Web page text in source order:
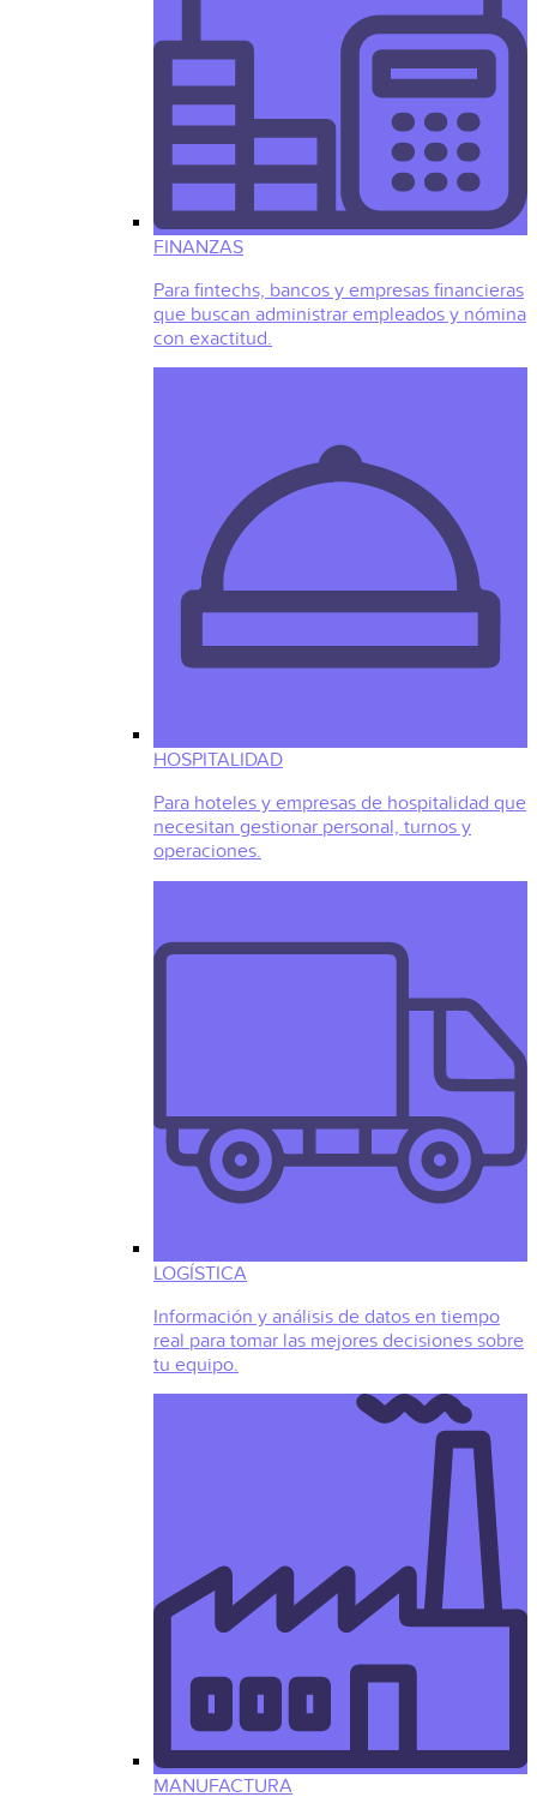
FINANZAS
Para fintechs, bancos y empresas financieras
que buscan administrar empleados y nómina
con exactitud.
HOSPITALIDAD
Para hoteles y empresas de hospitalidad que
necesitan gestionar personal, turnos y
operaciones.
LOGÍSTICA
Información y análisis de datos en tiempo
real para tomar las mejores decisiones sobre
tu equipo.
MANUFACTURA